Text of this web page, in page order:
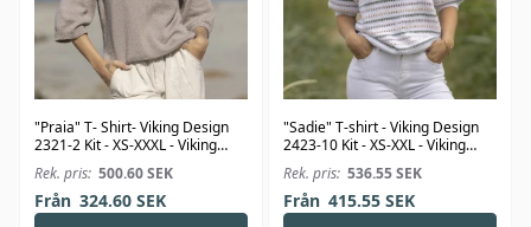
"Praia" T- Shirt- Viking Design
2321-2 Kit - XS-XXXL - Viking
Bjørk
Rek. pris: 500.60SEK
Från 324.60SEK
"Sadie" T-shirt - Viking Design
2423-10 Kit - XS-XXL - Viking
Linus
Rek. pris: 536.55SEK
Från 415.55SEK